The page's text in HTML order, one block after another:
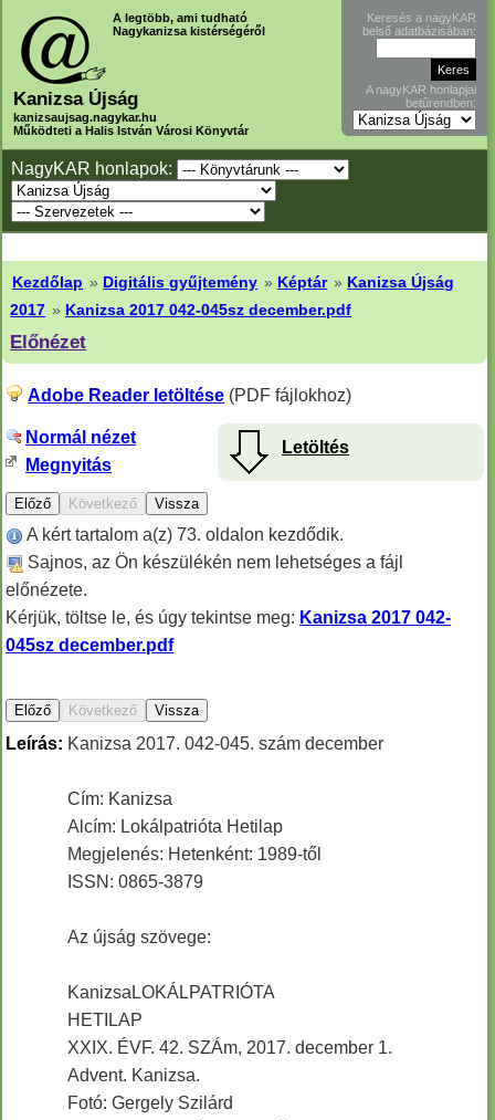
A legtöbb, ami tudható
Nagykanizsa kistérségéről
Kanizsa Újság
kanizsaujsag.nagykar.hu
Működteti a Halis István Városi Könyvtár
Keresés a nagyKAR
belső adatbázisában:
A nagyKAR honlapjai
betűrendben:
NagyKAR honlapok:
Kezdőlap » Digitális gyűjtemény » Képtár » Kanizsa Újság
2017 » Kanizsa 2017 042-045sz december.pdf
Előnézet
Adobe Reader letöltése (PDF fájlokhoz)
Letöltés
Normál nézet
Megnyitás
A kért tartalom a(z) 73. oldalon kezdődik.
Sajnos, az Ön készülékén nem lehetséges a fájl
előnézete.
Kérjük, töltse le, és úgy tekintse meg: Kanizsa 2017 042-
045sz december.pdf
Leírás: Kanizsa 2017. 042-045. szám december
Cím: Kanizsa
Alcím: Lokálpatrióta Hetilap
Megjelenés: Hetenként: 1989-től
ISSN: 0865-3879
Az újság szövege:
KanizsaLOKÁLPATRIÓTA
HETILAP
XXIX. ÉVF. 42. SZÁm, 2017. december 1.
Advent. Kanizsa.
Fotó: Gergely Szilárd